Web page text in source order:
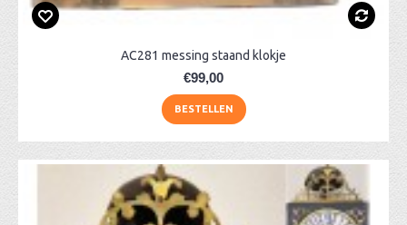
AC281 messing staand klokje
€99,00
BESTELLEN